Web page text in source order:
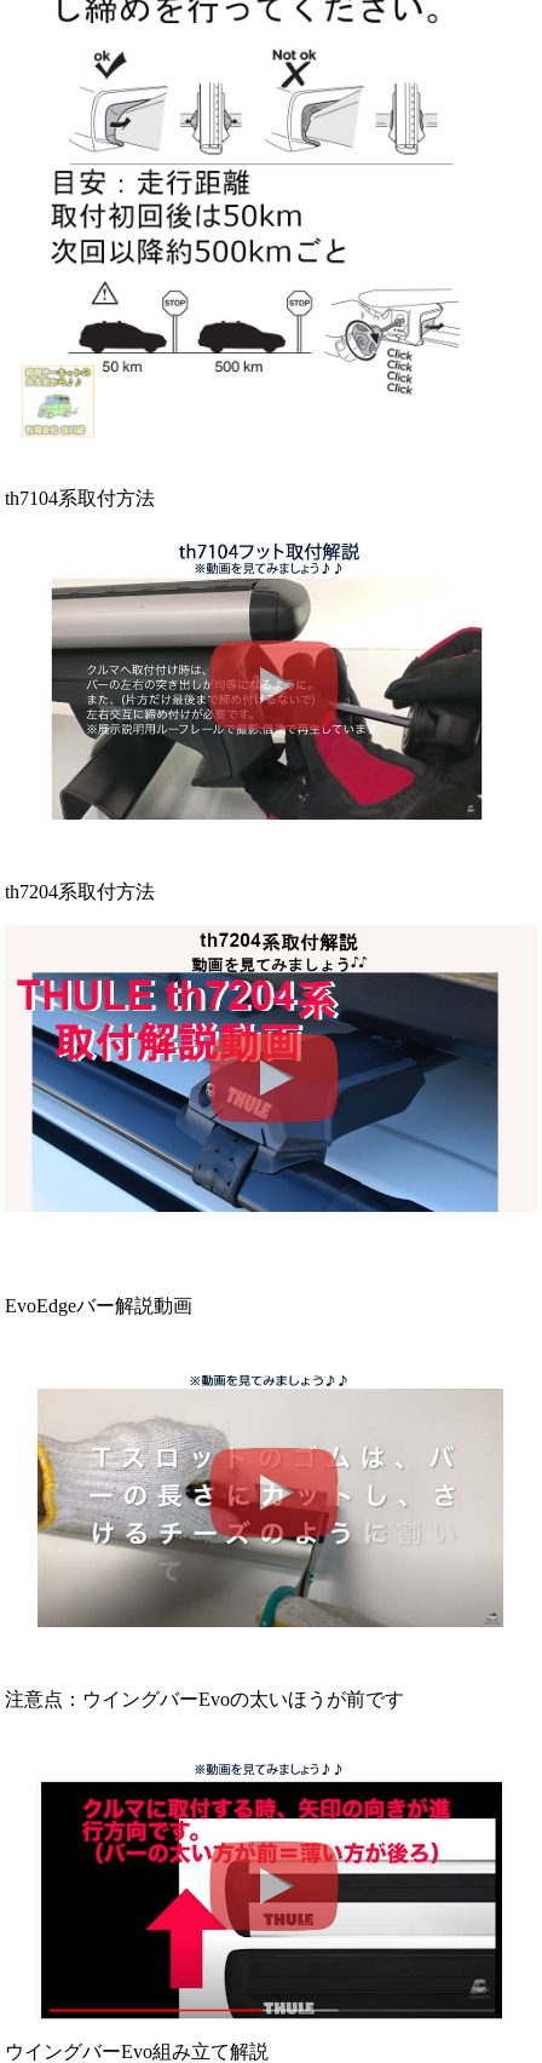
th7104系取付方法
th7204系取付方法
EvoEdgeバー解説動画
注意点：ウイングバーEvoの太いほうが前です
ウイングバーEvo組み立て解説